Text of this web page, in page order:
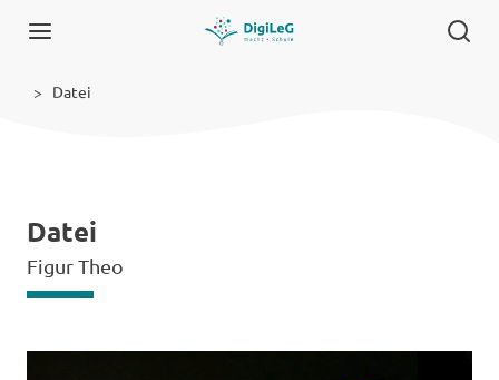
Datei
Datei
Figur Theo